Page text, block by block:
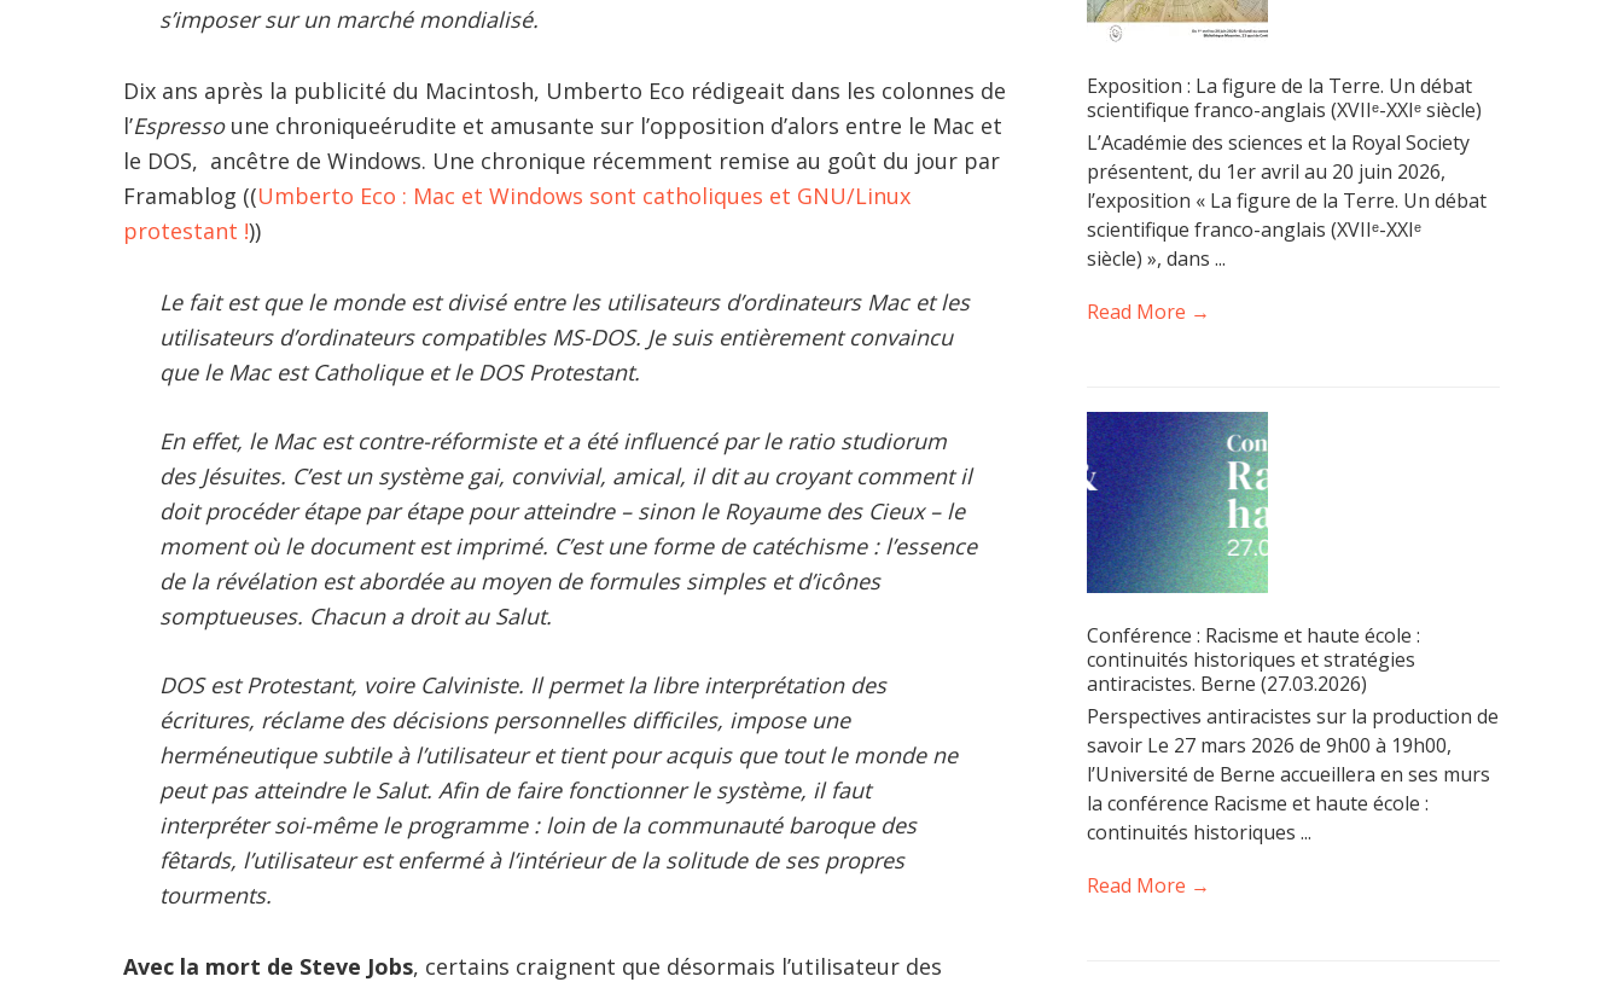
s’imposer sur un marché mondialisé.
Dix ans après la publicité du Macintosh, Umberto Eco rédigeait dans les colonnes de
l’Espressoune chroniqueérudite et amusante sur l’opposition d’alors entre le Mac et
le DOS, ancêtre de Windows. Une chronique récemment remise au goût du jour par
Framablog ((Umberto Eco : Mac et Windows sont catholiques et GNU/Linux
protestant !))
Le fait est que le monde est divisé entre les utilisateurs d’ordinateurs Mac et les
utilisateurs d’ordinateurs compatibles MS-DOS. Je suis entièrement convaincu
que le Mac est Catholique et le DOS Protestant.
En effet, le Mac est contre-réformiste et a été influencé par le ratio studiorum
des Jésuites. C’est un système gai, convivial, amical, il dit au croyant comment il
doit procéder étape par étape pour atteindre – sinon le Royaume des Cieux – le
moment où le document est imprimé. C’est une forme de catéchisme : l’essence
de la révélation est abordée au moyen de formules simples et d’icônes
somptueuses. Chacun a droit au Salut.
DOS est Protestant, voire Calviniste. Il permet la libre interprétation des
écritures, réclame des décisions personnelles difficiles, impose une
herméneutique subtile à l’utilisateur et tient pour acquis que tout le monde ne
peut pas atteindre le Salut. Afin de faire fonctionner le système, il faut
interpréter soi-même le programme : loin de la communauté baroque des
fêtards, l’utilisateur est enfermé à l’intérieur de la solitude de ses propres
tourments.
Avec la mort de Steve Jobs, certains craignent que désormais l’utilisateur des
Exposition : La figure de la Terre. Un débat
scientifique franco-anglais (XVIIᵉ-XXIᵉ siècle)
L’Académie des sciences et la Royal Society
présentent, du 1er avril au 20 juin 2026,
l’exposition « La figure de la Terre. Un débat
scientifique franco-anglais (XVIIᵉ-XXIᵉ
siècle) », dans ...
Read More →
Conférence : Racisme et haute école :
continuités historiques et stratégies
antiracistes. Berne (27.03.2026)
Perspectives antiracistes sur la production de
savoir Le 27 mars 2026 de 9h00 à 19h00,
l’Université de Berne accueillera en ses murs
la conférence Racisme et haute école :
continuités historiques ...
Read More →